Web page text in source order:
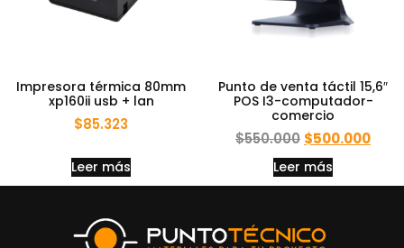
Impresora térmica 80mm
xp160ii usb + lan
$85.323
Leer más
Punto de venta táctil 15,6″
POS I3-computador-
comercio
$550.000 $500.000
Leer más